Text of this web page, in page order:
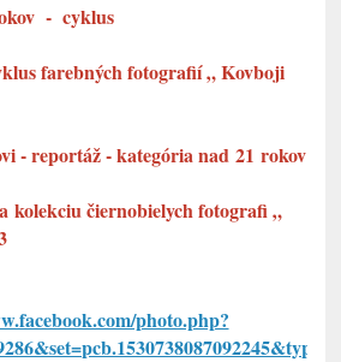
- cyklus
farebných fotografií „ Kovboji
- reportáž - kategória nad 21 rokov
kolekciu čiernobielych fotografi „
photo.php?